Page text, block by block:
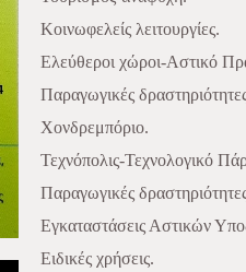
Κοινωφελείς λειτουργίες.
Ελεύθεροι χώροι-Αστικό
Παραγωγικές
Χονδρεμπόριο.
Τεχνόπολις-Τεχνολογικό
Παραγωγικές
Εγκαταστάσεις Αστικών
Ειδικές χρήσεις.